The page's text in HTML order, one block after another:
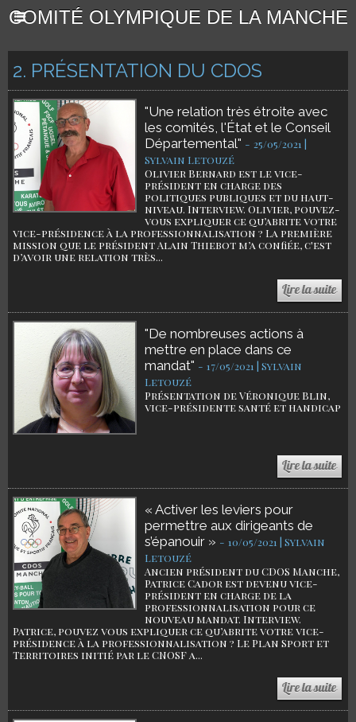
COMITÉ OLYMPIQUE DE LA MANCHE
2. PRÉSENTATION DU CDOS
"Une relation très étroite avec
les comités, l'État et le Conseil
Départemental" - 25/05/2021 |
Sylvain Letouzé
Olivier Bernard est le vice-
président en charge des
politiques publiques et du haut-
niveau. Interview. Olivier, pouvez-
vous expliquer ce qu’abrite votre
vice-présidence à la professionnalisation ? La première
mission que le président Alain Thiebot m’a confiée, c'est
d’avoir une relation très...
"De nombreuses actions à
mettre en place dans ce
mandat" - 17/05/2021 | Sylvain
Letouzé
Présentation de Véronique Blin,
vice-présidente santé et handicap
« Activer les leviers pour
permettre aux dirigeants de
s’épanouir » - 10/05/2021 | Sylvain
Letouzé
Ancien président du CDOS Manche,
Patrice Cador est devenu vice-
président en charge de la
professionnalisation pour ce
nouveau mandat. Interview.
Patrice, pouvez vous expliquer ce qu’abrite votre vice-
présidence à la professionnalisation ? Le Plan Sport et
Territoires initié par le CNOSF a...